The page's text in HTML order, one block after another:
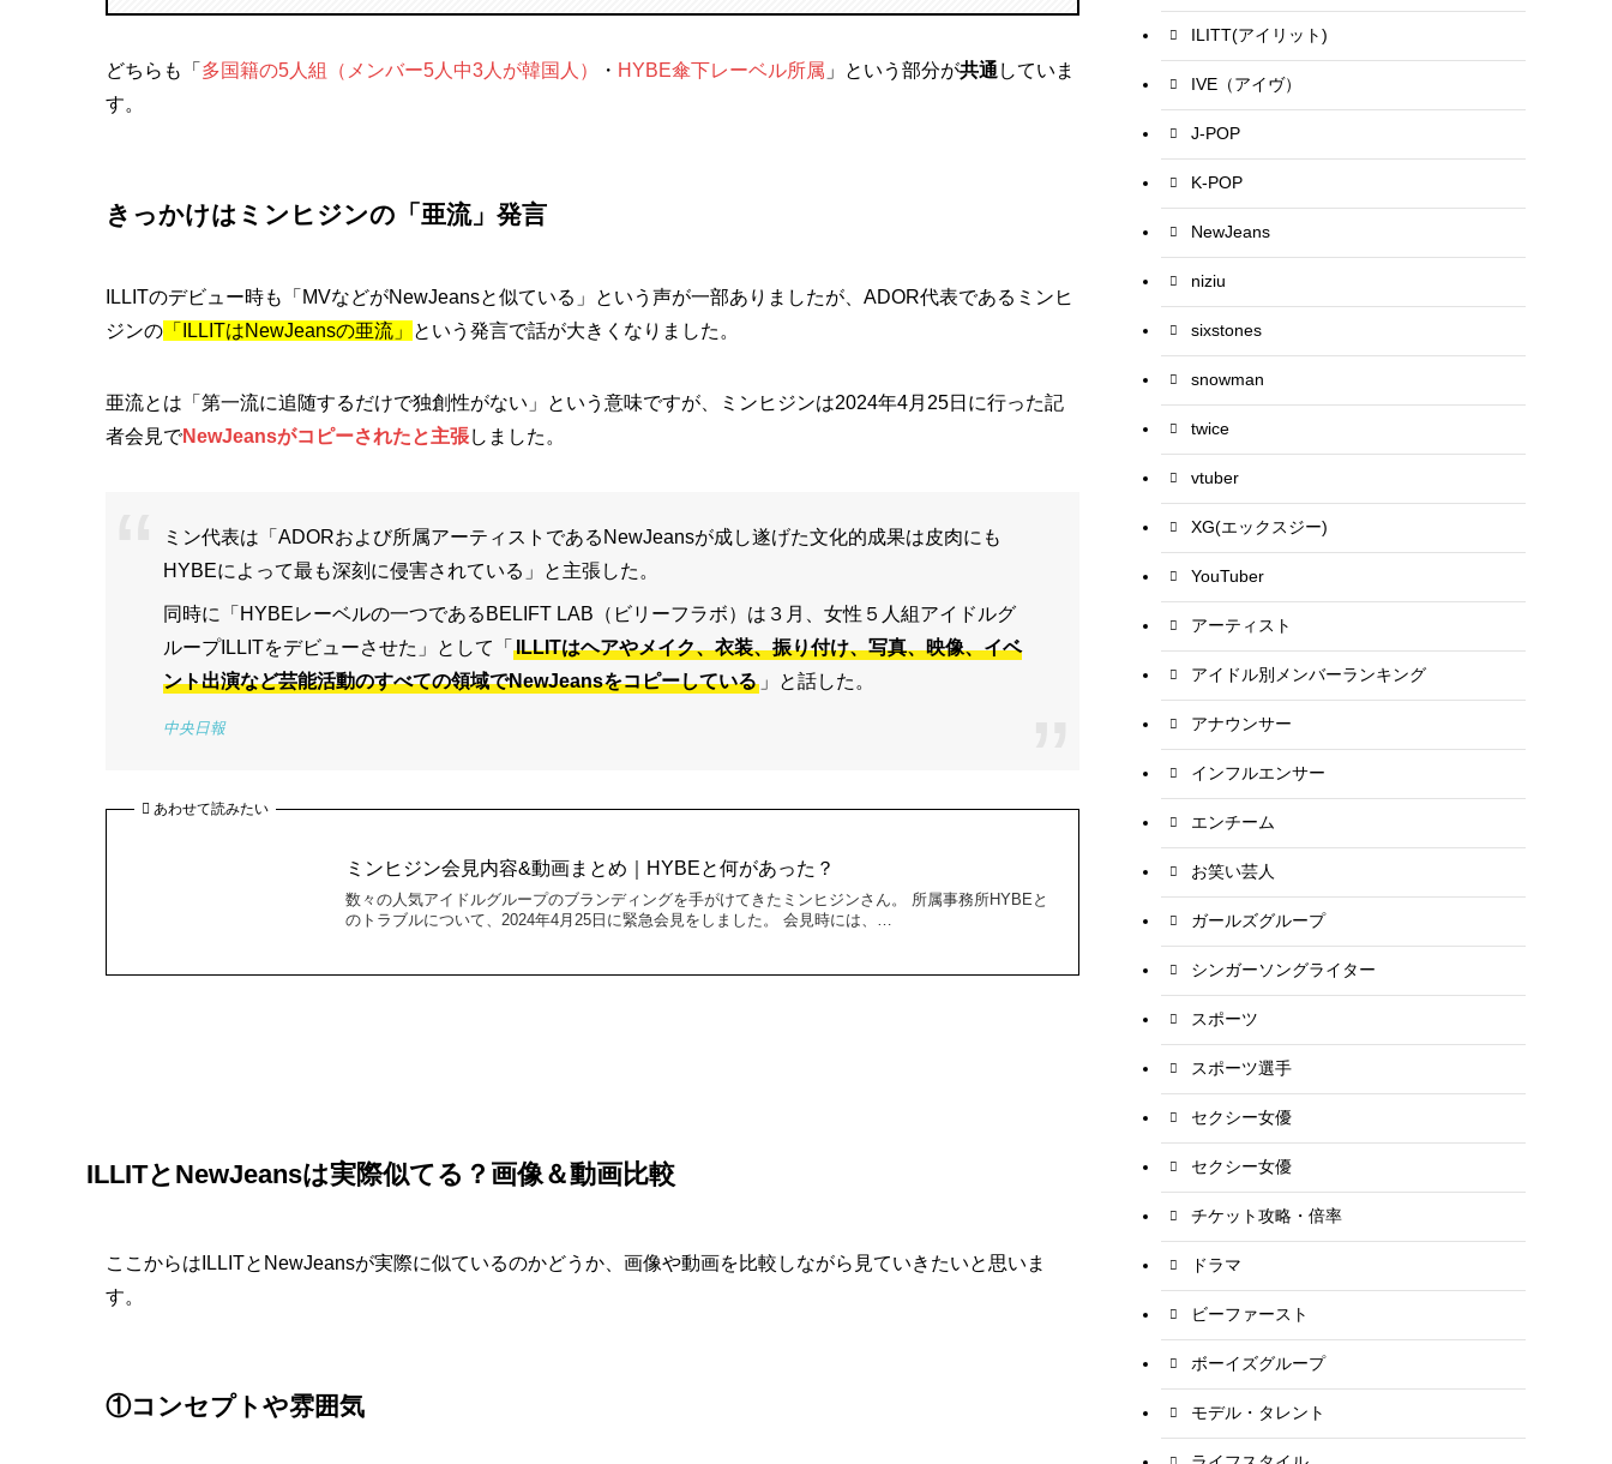
どちらも「 多国籍の5人組（メンバー5人中3人が韓国人） ・ HYBE傘下レーベル所属 」という部分が共通 していま
す。
きっかけはミンヒジンの「亜流」発言
ILLITのデビュー時も「MVなどがNewJeansと似ている」という声が一部ありましたが、ADOR代表であるミンヒ
ジンの 「ILLITはNewJeansの亜流」 という発言で話が大きくなりました。
亜流とは「第一流に追随するだけで独創性がない」という意味ですが、ミンヒジンは2024年4月25日に行った記
者会見でNewJeansがコピーされたと主張しました。
ミン代表は「ADORおよび所属アーティストであるNewJeansが成し遂げた文化的成果は皮肉にも
HYBEによって最も深刻に侵害されている」と主張した。
同時に「HYBEレーベルの一つであるBELIFT LAB（ビリーフラボ）は３月、女性５人組アイドルグ
ループILLITをデビューさせた」として「 ILLITはヘアやメイク、衣装、振り付け、写真、映像、イベ
ント出演など芸能活動のすべての領域でNewJeansをコピーしている 」と話した。
中央日報
あわせて読みたい
ミンヒジン会見内容&動画まとめ｜HYBEと何があった？
数々の人気アイドルグループのブランディングを手がけてきたミンヒジンさん。 所属事務所HYBEと
のトラブルについて、2024年4月25日に緊急会見をしました。 会見時には、…
ILLITとNewJeansは実際似てる？画像＆動画比較
ここからはILLITとNewJeansが実際に似ているのかどうか、画像や動画を比較しながら見ていきたいと思いま
す。
①コンセプトや雰囲気
ILITT(アイリット)
IVE（アイヴ）
J-POP
K-POP
NewJeans
niziu
sixstones
snowman
twice
vtuber
XG(エックスジー)
YouTuber
アーティスト
アイドル別メンバーランキング
アナウンサー
インフルエンサー
エンチーム
お笑い芸人
ガールズグループ
シンガーソングライター
スポーツ
スポーツ選手
セクシー女優
セクシー女優
チケット攻略・倍率
ドラマ
ビーファースト
ボーイズグループ
モデル・タレント